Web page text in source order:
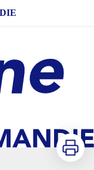
Imprimer